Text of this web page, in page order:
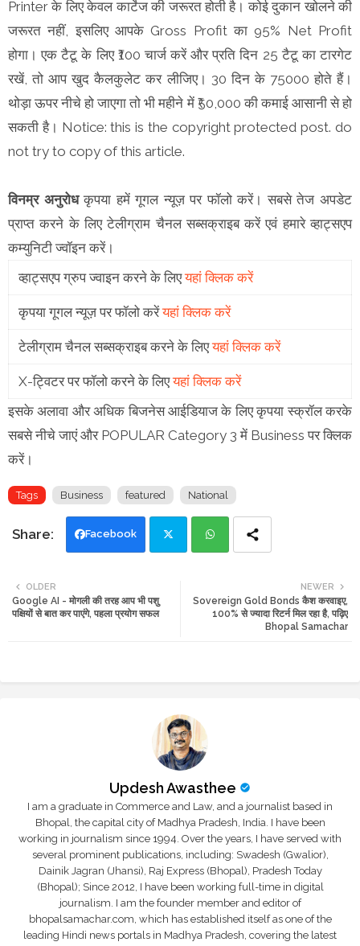
Printer के लिए केवल कार्टेज की जरूरत होती है। कोई दुकान खोलने की
जरूरत नहीं, इसलिए आपके Gross Profit का 95% Net Profit
होगा। एक टैटू के लिए ₹100 चार्ज करें और प्रति दिन 25 टैटू का टारगेट
रखें, तो आप खुद कैलकुलेट कर लीजिए। 30 दिन के 75000 होते हैं।
थोड़ा ऊपर नीचे हो जाएगा तो भी महीने में ₹50,000 की कमाई आसानी से हो
सकती है। Notice: this is the copyright protected post. do
not try to copy of this article.
विनम्र अनुरोधकृपया हमें गूगल न्यूज़ पर फॉलो करें। सबसे तेज अपडेट
प्राप्त करने के लिए टेलीग्राम चैनल सब्सक्राइब करें एवं हमारे व्हाट्सएप
कम्युनिटी ज्वॉइन करें।
व्हाट्सएप ग्रुप ज्वाइन करने के लिएयहां क्लिक करें
कृपया गूगल न्यूज़ पर फॉलो करेंयहां क्लिक करें
टेलीग्राम चैनल सब्सक्राइब करने के लिएयहां क्लिक करें
X-ट्विटर पर फॉलो करने के लिएयहां क्लिक करें
इसके अलावा और अधिक बिजनेस आईडियाज के लिए कृपया स्क्रॉल करके
सबसे नीचे जाएं और POPULAR Category 3 में Business पर क्लिक
करें।
Tags Business featured National
Facebook
tte ats
NEWER
Sovereign Gold Bonds कैश करवाइए,
100% से ज्यादा रिटर्न मिल रहा है, पढ़िए
Bhopal Samachar
OLDER
Google AI - मोगली की तरह आप भी पशु
पक्षियों से बात कर पाएंगे, पहला प्रयोग सफल
Updesh Awasthee
I am a graduate in Commerce and Law, and a journalist based in
Bhopal, the capital city of Madhya Pradesh, India. I have been
working in journalism since 1994. Over the years, I have served with
several prominent publications, including: Swadesh (Gwalior),
Dainik Jagran (Jhansi), Raj Express (Bhopal), Pradesh Today
(Bhopal); Since 2012, I have been working full-time in digital
journalism. I am the founder member and editor of
bhopalsamachar.com, which has established itself as one of the
leading Hindi news portals in Madhya Pradesh, covering the latest